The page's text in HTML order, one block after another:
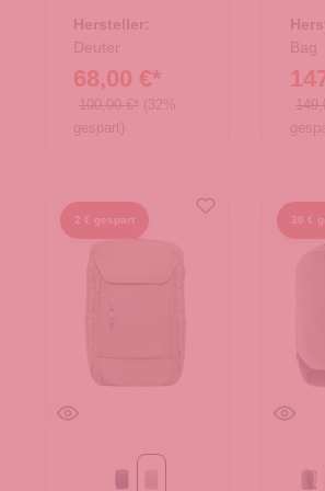
Hersteller:
Deuter
68,00 €*
100,00 €* (32%
gespart)
Bag
2 € gespart 30 €